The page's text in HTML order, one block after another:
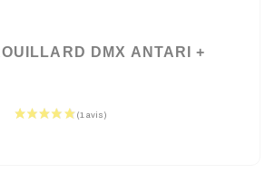
DMX ANTARI +